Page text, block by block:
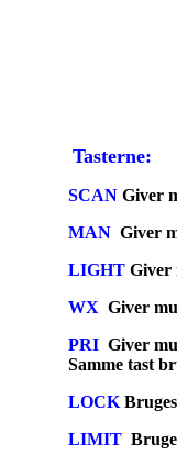
Tasterne:
SCAN Giver
MAN Giver
LIGHT Giver
WX Giver
PRI Giver
Samme tast
LOCK
LIMIT